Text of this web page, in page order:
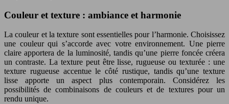
Couleur et texture : ambiance et harmonie
La couleur et la texture sont essentielles pour l’harmonie. Choisissez
une couleur qui s’accorde avec votre environnement. Une pierre
claire apportera de la luminosité, tandis qu’une pierre foncée créera
un contraste. La texture peut être lisse, rugueuse ou texturée : une
texture rugueuse accentue le côté rustique, tandis qu’une texture
lisse apporte un aspect plus contemporain. Considérez les
possibilités de combinaisons de couleurs et de textures pour un
rendu unique.